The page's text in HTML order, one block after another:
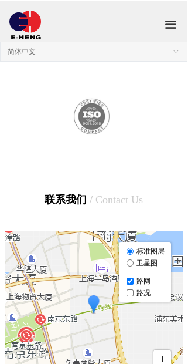
끀
ꀅ
简体中文
联系我们 / Contact Us